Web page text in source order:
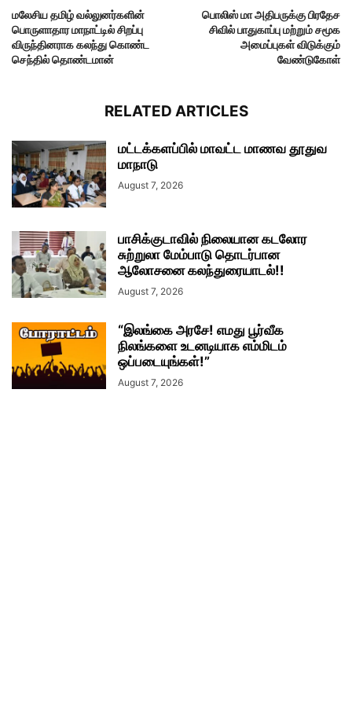
மலேசிய தமிழ் வல்லுனர்களின்
பொருளாதார மாநாட்டில் சிறப்பு
விருந்தினராக கலந்து கொண்ட
செந்தில் தொண்டமான்
பொலிஸ் மா அதிபருக்கு பிரதேச
சிவில் பாதுகாப்பு மற்றும் சமூக
அமைப்புகள் விடுக்கும்
வேண்டுகோள்
RELATED ARTICLES
மட்டக்களப்பில் மாவட்ட மாணவ தூதுவ
மாநாடு
August 7, 2026
பாசிக்குடாவில் நிலையான கடலோர
சுற்றுலா மேம்பாடு தொடர்பான
ஆலோசனை கலந்துரையாடல்!!
August 7, 2026
“இலங்கை அரசே! எமது பூர்வீக
நிலங்களை உடனடியாக எம்மிடம்
ஒப்படையுங்கள்!”
August 7, 2026